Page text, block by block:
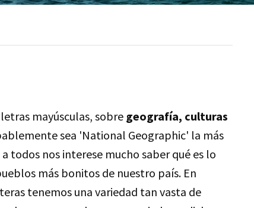
mayúsculas, sobregeografía, culturas
sea 'National Geographic' la más
todos nos interese mucho saber qué es lo
más bonitos de nuestro país. En
tenemos una variedad tan vasta de